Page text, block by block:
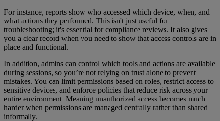
For instance, reports show who accessed which device, when, and
what actions they performed. This isn't just useful for
troubleshooting; it's essential for compliance reviews. It also gives
you a clear record when you need to show that access controls are in
place and functional.
In addition, admins can control which tools and actions are available
during sessions, so you’re not relying on trust alone to prevent
mistakes. You can limit permissions based on roles, restrict access to
sensitive devices, and enforce policies that reduce risk across your
entire environment. Meaning unauthorized access becomes much
harder when permissions are managed centrally rather than shared
informally.